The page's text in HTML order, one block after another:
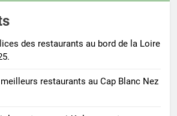
des restaurants au bord de la Loire
restaurants au Cap Blanc Nez